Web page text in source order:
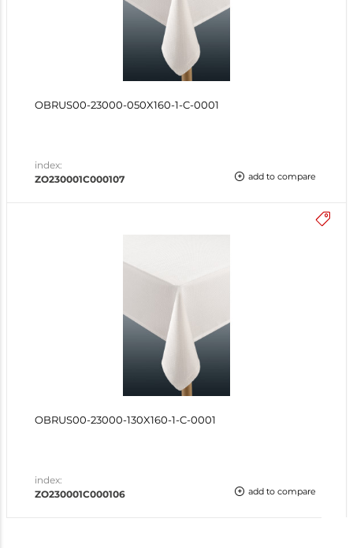
OBRUS00-23000-050X160-1-C-0001
index:
ZO230001C000107
add to compare
OBRUS00-23000-130X160-1-C-0001
index:
ZO230001C000106
add to compare